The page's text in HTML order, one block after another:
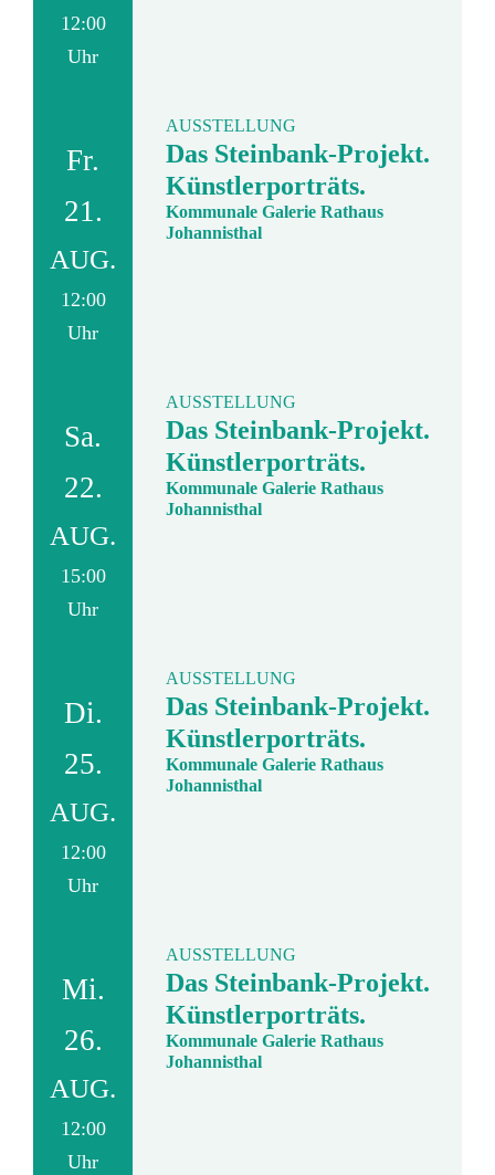
12:00
Uhr
Fr.
21.
AUG.
12:00
Uhr
AUSSTELLUNG
Das Steinbank-Projekt.
Künstlerporträts.
Kommunale Galerie Rathaus
Johannisthal
Sa.
22.
AUG.
15:00
Uhr
AUSSTELLUNG
Das Steinbank-Projekt.
Künstlerporträts.
Kommunale Galerie Rathaus
Johannisthal
Di.
25.
AUG.
12:00
Uhr
AUSSTELLUNG
Das Steinbank-Projekt.
Künstlerporträts.
Kommunale Galerie Rathaus
Johannisthal
Mi.
26.
AUG.
12:00
Uhr
AUSSTELLUNG
Das Steinbank-Projekt.
Künstlerporträts.
Kommunale Galerie Rathaus
Johannisthal